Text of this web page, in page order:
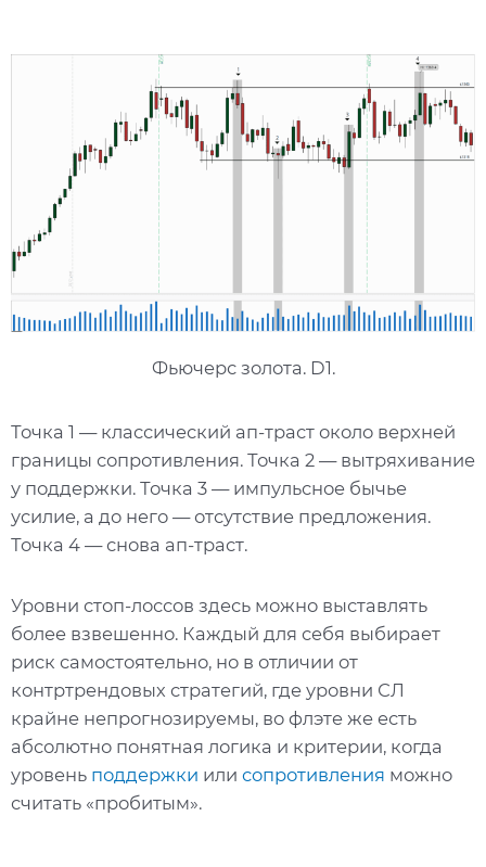
Фьючерс золота. D1.
Точка 1 — классический ап-траст около верхней
границы сопротивления. Точка 2 — вытряхивание
у поддержки. Точка 3 — импульсное бычье
усилие, а до него — отсутствие предложения.
Точка 4 — снова ап-траст.
Уровни стоп-лоссов здесь можно выставлять
более взвешенно. Каждый для себя выбирает
риск самостоятельно, но в отличии от
контртрендовых стратегий, где уровни СЛ
крайне непрогнозируемы, во флэте же есть
абсолютно понятная логика и критерии, когда
уровень поддержки или сопротивления можно
считать «пробитым».